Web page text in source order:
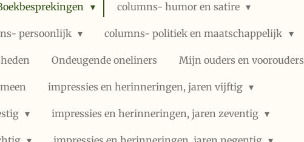
columns- humor en satire
persoonlijk columns- politiek en maatschappelijk
Ondeugende oneliners Mijn ouders en voorouders
impressies en herinneringen, jaren vijftig
impressies en herinneringen, jaren zeventig